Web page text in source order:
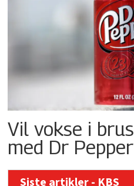
Vil vokse i
med Dr Pepper
Siste artikler - KBS